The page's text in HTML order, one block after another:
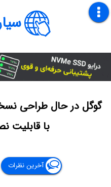
گوگل در حال طراحی
با قابلیت
آخرین نظرات